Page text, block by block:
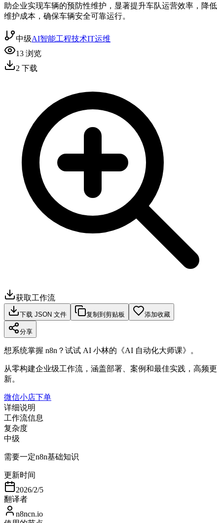
助企业实现车辆的预防性维护，显著提升车队运营效率，降低
维护成本，确保车辆安全可靠运行。
中级AI智能工程技术IT运维
13 浏览
2 下载
获取工作流
下载 JSON 文件 复制到剪贴板 添加收藏
分享
想系统掌握 n8n？试试 AI 小林的《AI 自动化大师课》。
从零构建企业级工作流，涵盖部署、案例和最佳实践，高频更
新。
微信小店下单
详细说明
工作流信息
复杂度
中级
需要一定n8n基础知识
更新时间
2026/2/5
翻译者
n8ncn.io